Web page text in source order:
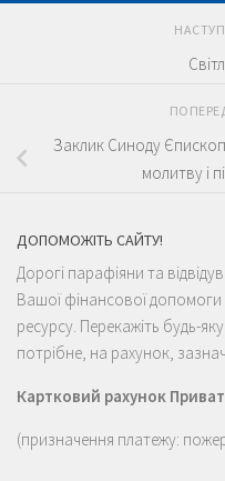
Заклик Синоду
молитву і
ДОПОМОЖІТЬ САЙТУ!
Дорогі парафіяни та
Вашої фінансової
ресурсу. Перекажіть будь-
потрібне, на рахунок,
Картковий рахунок
(призначення платежу: